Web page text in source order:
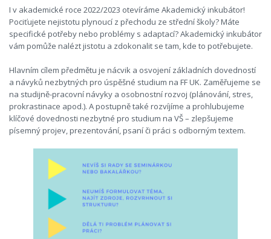
I v akademické roce 2022/2023 otevíráme Akademický inkubátor!
Pociťujete nejistotu plynoucí z přechodu ze střední školy? Máte
specifické potřeby nebo problémy s adaptací? Akademický inkubátor
vám pomůže nalézt jistotu a zdokonalit se tam, kde to potřebujete.
Hlavním cílem předmětu je nácvik a osvojení základních dovedností
a návyků nezbytných pro úspěšné studium na FF UK. Zaměřujeme se
na studijně-pracovní návyky a osobnostní rozvoj (plánování, stres,
prokrastinace apod.). A postupně také rozvíjíme a prohlubujeme
klíčové dovednosti nezbytné pro studium na VŠ – zlepšujeme
písemný projev, prezentování, psaní či práci s odborným textem.